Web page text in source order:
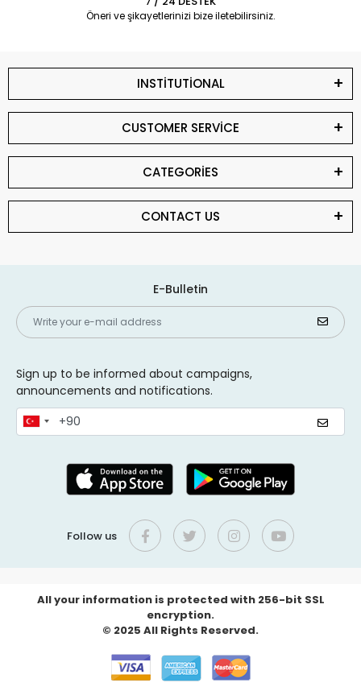
Öneri ve şikayetlerinizi bize iletebilirsiniz.
INSTİTUTİONAL
CUSTOMER SERVİCE
CATEGORİES
CONTACT US
E-Bulletin
Sign up to be informed about campaigns,
announcements and notifications.
Follow us
All your information is protected with 256-bit SSL
encryption.
© 2025 All Rights Reserved.